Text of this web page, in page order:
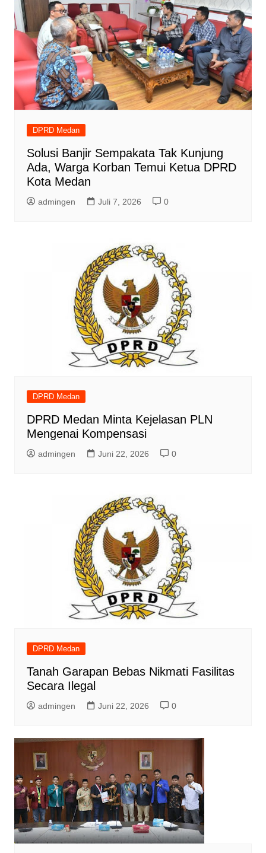
DPRD Medan
Solusi Banjir Sempakata Tak Kunjung
Ada, Warga Korban Temui Ketua DPRD
Kota Medan
admingen Juli 7, 2026 0
DPRD Medan
DPRD Medan Minta Kejelasan PLN
Mengenai Kompensasi
admingen Juni 22, 2026 0
DPRD Medan
Tanah Garapan Bebas Nikmati Fasilitas
Secara Ilegal
admingen Juni 22, 2026 0